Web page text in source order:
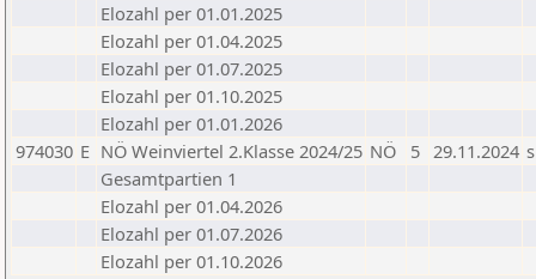
Elozahl per 01.01.2025
Elozahl per 01.04.2025
Elozahl per 01.07.2025
Elozahl per 01.10.2025
Elozahl per 01.01.2026
974030 E NÖ Weinviertel 2.Klasse 2024/25 NÖ 5 29.11.2024 s
Gesamtpartien 1
Elozahl per 01.04.2026
Elozahl per 01.07.2026
Elozahl per 01.10.2026